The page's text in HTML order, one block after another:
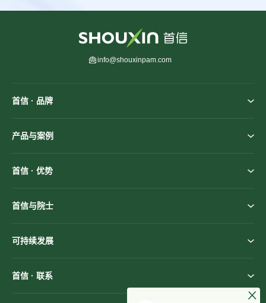
info@shouxinpam.com
首信 · 品牌
产品与案例
首信 · 优势
首信与院士
可持续发展
首信 · 联系